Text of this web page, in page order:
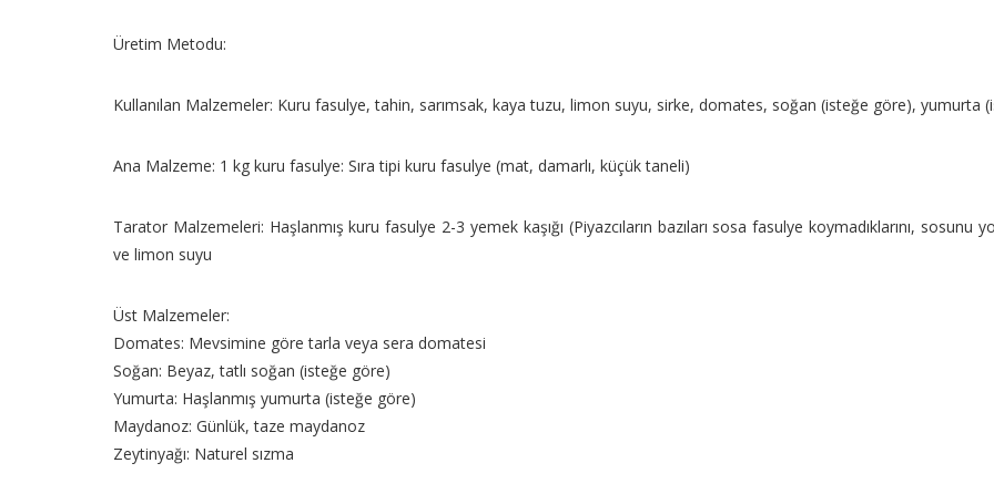
Üretim Metodu:
Kullanılan Malzemeler: Kuru fasulye, tahin, sarımsak, kaya tuzu, limon suyu, sirke, domates, soğan (isteğe göre), yumurta
Ana Malzeme: 1 kg kuru fasulye: Sıra tipi kuru fasulye (mat, damarlı, küçük taneli)
Tarator Malzemeleri: Haşlanmış kuru fasulye 2-3 yemek kaşığı (Piyazcıların bazıları sosa fasulye koymadıklarını, sosunu
ve limon suyu
Üst Malzemeler:
Domates: Mevsimine göre tarla veya sera domatesi
Soğan: Beyaz, tatlı soğan (isteğe göre)
Yumurta: Haşlanmış yumurta (isteğe göre)
Maydanoz: Günlük, taze maydanoz
Zeytinyağı: Naturel sızma